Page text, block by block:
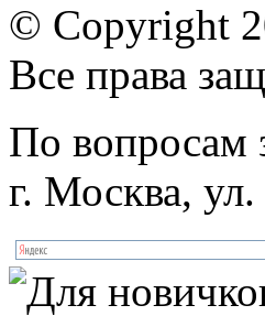
© Copyright
Все права
По вопросам
г. Москва,